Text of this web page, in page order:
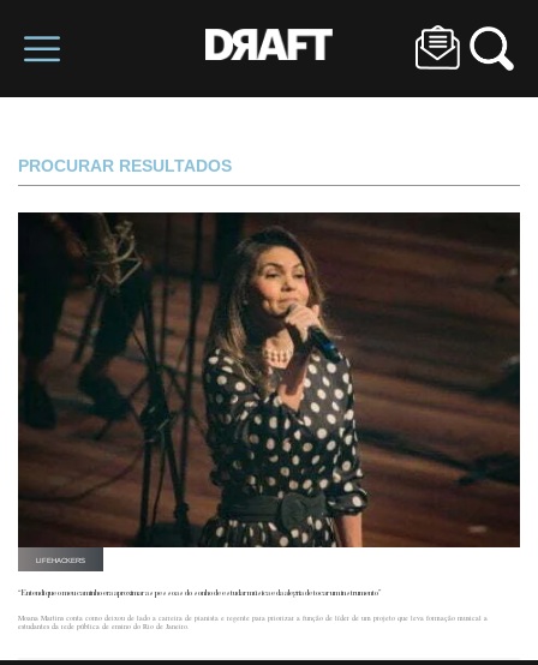
PROCURAR RESULTADOS
LIFEHACKERS
“Entendi que o meu caminho era aproximar as pessoas do sonho de estudar música e da alegria de tocar um instrumento”
Moana Martins conta como deixou de lado a carreira de pianista e regente para priorizar a função de líder de um projeto que leva formação musical a
estudantes da rede pública de ensino do Rio de Janeiro.